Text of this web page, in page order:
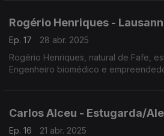
Rogério Henriques -
Ep. 17
28 abr. 2025
Rogério Henriques, natural de Fafe,
Engenheiro biomédico e
Carlos Alceu - Estugarda/
Ep. 16
21 abr. 2025